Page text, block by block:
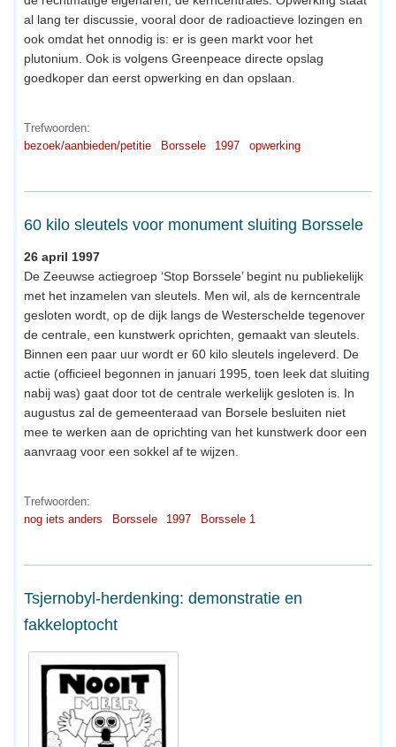
al lang ter discussie, vooral door de radioactieve lozingen en
ook omdat het onnodig is: er is geen markt voor het
plutonium. Ook is volgens Greenpeace directe opslag
goedkoper dan eerst opwerking en dan opslaan.
Trefwoorden:
bezoek/aanbieden/petitie
Borssele 1997 opwerking
60 kilo sleutels voor monument sluiting Borssele
26 april 1997
De Zeeuwse actiegroep ‘Stop Borssele’ begint nu publiekelijk
met het inzamelen van sleutels. Men wil, als de kerncentrale
gesloten wordt, op de dijk langs de Westerschelde tegenover
de centrale, een kunstwerk oprichten, gemaakt van sleutels.
Binnen een paar uur wordt er 60 kilo sleutels ingeleverd. De
actie (officieel begonnen in januari 1995, toen leek dat sluiting
nabij was) gaat door tot de centrale werkelijk gesloten is. In
augustus zal de gemeenteraad van Borsele besluiten niet
mee te werken aan de oprichting van het kunstwerk door een
aanvraag voor een sokkel af te wijzen.
Trefwoorden:
nog iets anders
Borssele 1997 Borssele 1
Tsjernobyl-herdenking: demonstratie en
fakkeloptocht